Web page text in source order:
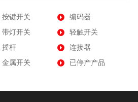
按键开关
编码器
带灯开关
轻触开关
摇杆
连接器
金属开关 已停产产品